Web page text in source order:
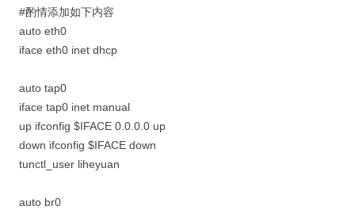
#酌情添加如下内容
auto eth0
iface eth0 inet dhcp
auto tap0
iface tap0 inet manual
up ifconfig $IFACE 0.0.0.0 up
down ifconfig $IFACE down
tunctl_user liheyuan
auto br0